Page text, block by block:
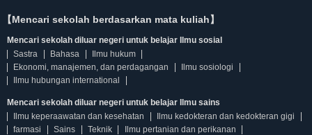
【Mencari sekolah berdasarkan mata kuliah】
Mencari sekolah diluar negeri untuk belajar Ilmu sosial
Sastra
Bahasa
Ilmu hukum
Ekonomi, manajemen, dan perdagangan
Ilmu sosiologi
Ilmu hubungan international
Mencari sekolah diluar negeri untuk belajar Ilmu sains
Ilmu keperaawatan dan kesehatan
Ilmu kedokteran dan kedokteran gigi
farmasi
Sains Teknik Ilmu pertanian dan perikanan